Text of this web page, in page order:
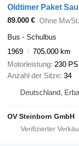
Oldtimer Paket
89.000 € Ohne MwSt.
Bus - Schulbus
1969
705.000 km
Motorleistung 230
Anzahl der Sitze 34
Deutschland,
OV Steinborn GmbH